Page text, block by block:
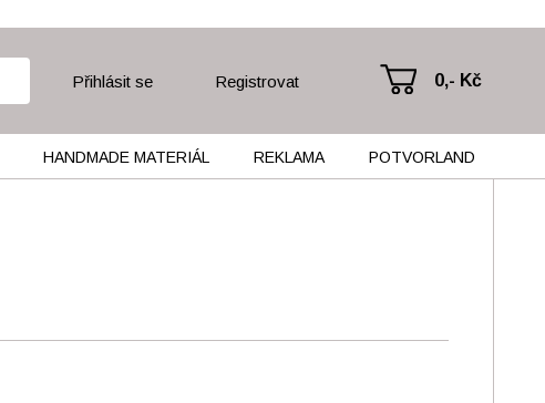
Přihlásit se Registrovat 0,- Kč
HANDMADE MATERIÁL REKLAMA POTVORLAND